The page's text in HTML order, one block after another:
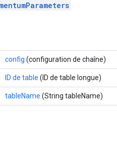
config (configuration de chaîne)
ID de table (ID de table longue)
tableName (String tableName)